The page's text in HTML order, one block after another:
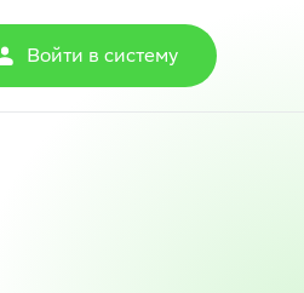
Войти в систему